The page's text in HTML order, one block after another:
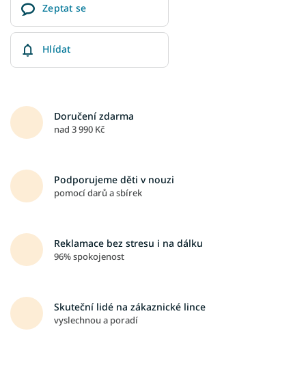
Zeptat se
Hlídat
Doručení zdarma
nad 3 990 Kč
Podporujeme děti v nouzi
pomocí darů a sbírek
Reklamace bez stresu i na dálku
96% spokojenost
Skuteční lidé na zákaznické lince
vyslechnou a poradí